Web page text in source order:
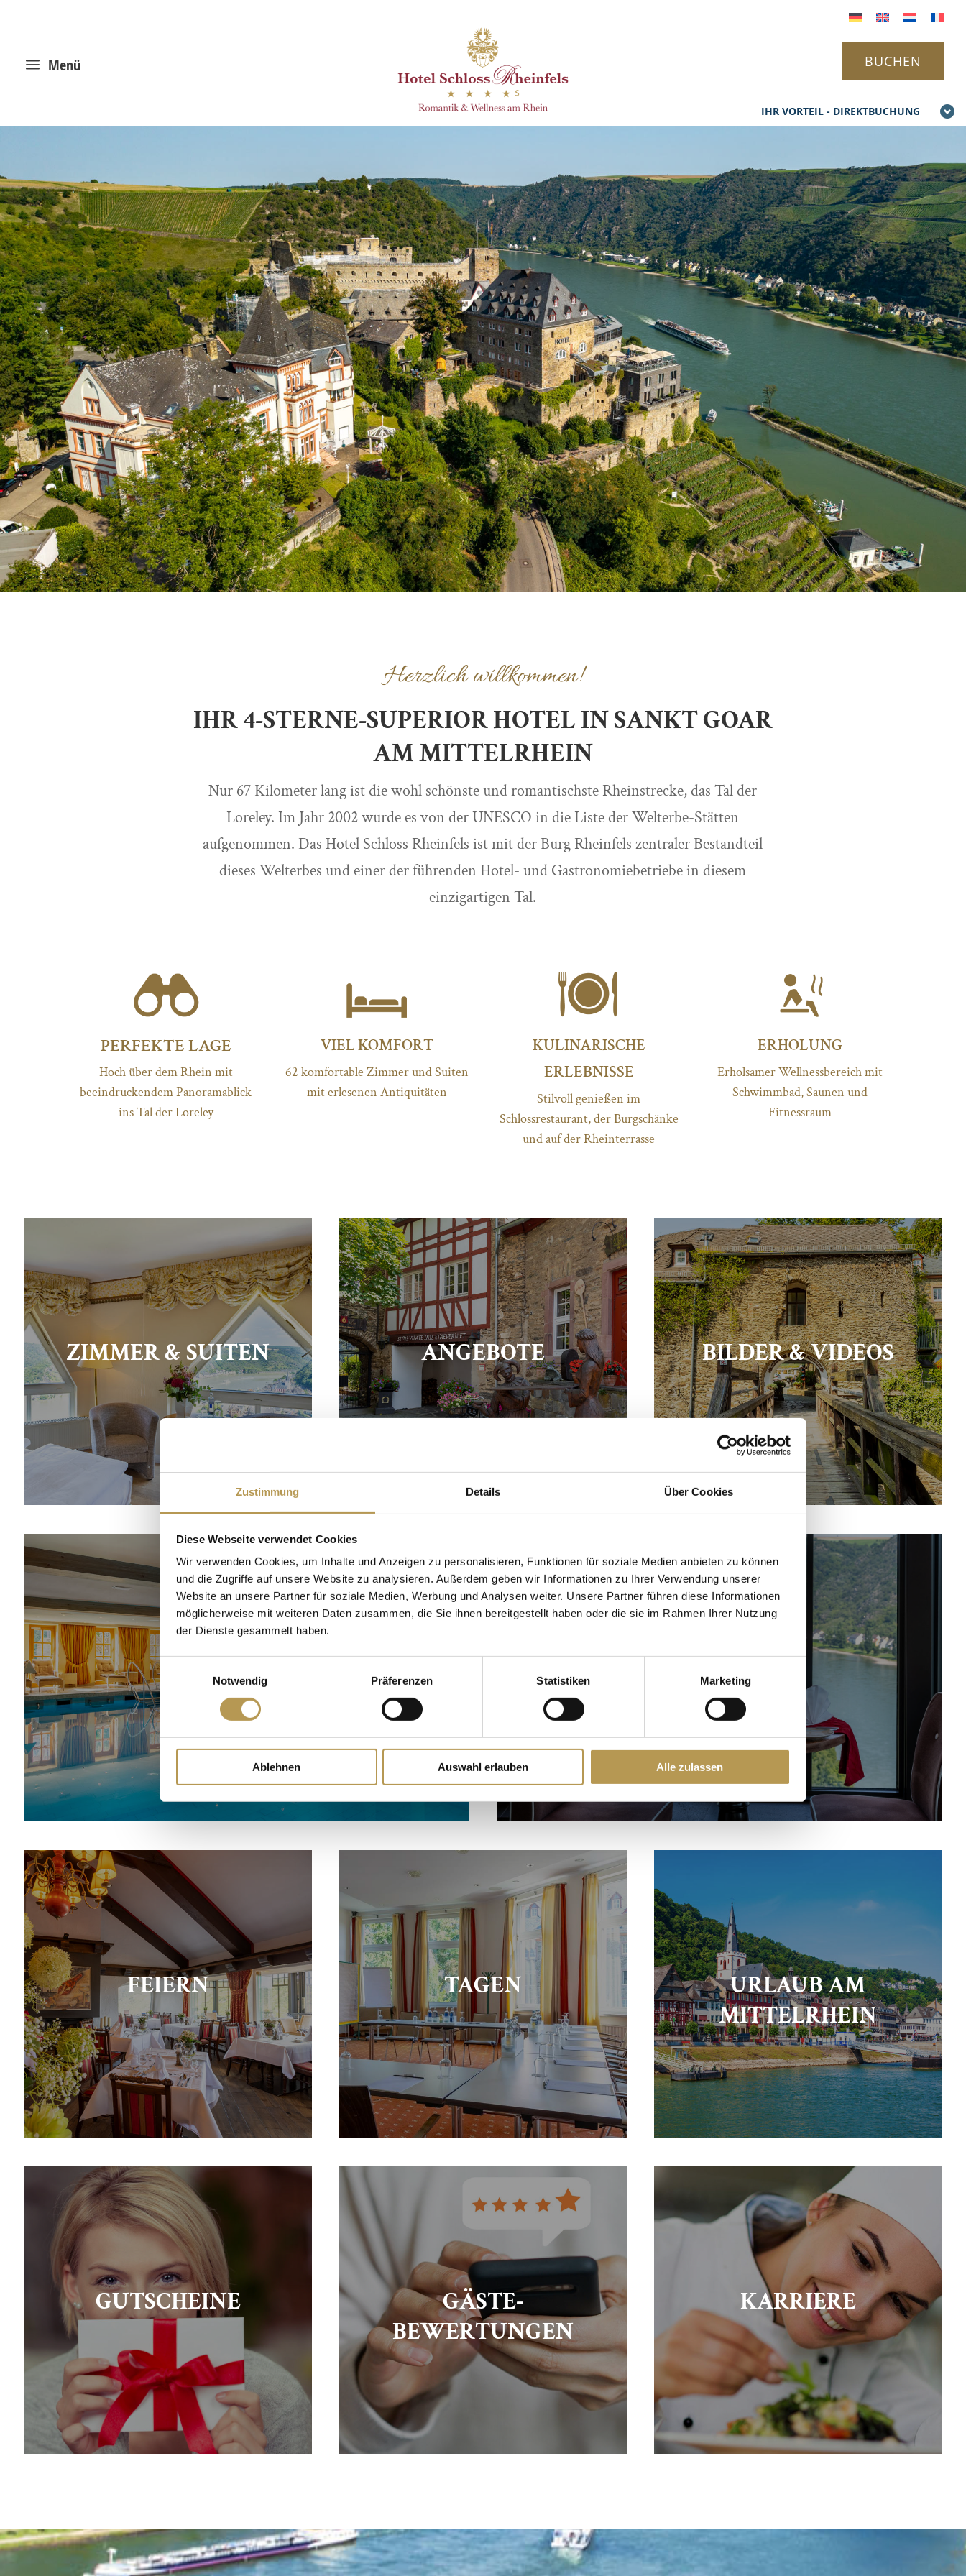
Zustimmung Details Über Cookies
Diese Webseite verwendet Cookies
Wir verwenden Cookies, um Inhalte und Anzeigen zu personalisieren, Funktionen für soziale Medien anbieten zu können
und die Zugriffe auf unsere Website zu analysieren. Außerdem geben wir Informationen zu Ihrer Verwendung unserer
Website an unsere Partner für soziale Medien, Werbung und Analysen weiter. Unsere Partner führen diese Informationen
möglicherweise mit weiteren Daten zusammen, die Sie ihnen bereitgestellt haben oder die sie im Rahmen Ihrer Nutzung
der Dienste gesammelt haben.
Einwilligungsauswahl
Notwendig
Präferenzen Statistiken Marketing
Ablehnen Auswahl erlauben Alle zulassen
IHR VORTEIL - DIREKTBUCHUNG
a Menü BUCHEN
Herzlich willkommen!
IHR 4-STERNE-SUPERIOR HOTEL IN SANKT GOAR
AM MITTELRHEIN
Nur 67 Kilometer lang ist die wohl schönste und romantischste Rheinstrecke, das Tal der
Loreley. Im Jahr 2002 wurde es von der UNESCO in die Liste der Welterbe-Stätten
aufgenommen. Das Hotel Schloss Rheinfels ist mit der Burg Rheinfels zentraler Bestandteil
dieses Welterbes und einer der führenden Hotel- und Gastronomiebetriebe in diesem
einzigartigen Tal.
PERFEKTE LAGE
Hoch über dem Rhein mit
beeindruckendem Panoramablick
ins Tal der Loreley
VIEL KOMFORT
62 komfortable Zimmer und Suiten
mit erlesenen Antiquitäten
KULINARISCHE
ERLEBNISSE
Stilvoll genießen im
Schlossrestaurant, der Burgschänke
und auf der Rheinterrasse
ERHOLUNG
Erholsamer Wellnessbereich mit
Schwimmbad, Saunen und
Fitnessraum
ZIMMER & SUITEN ANGEBOTE BILDER & VIDEOS
WELLNESS KULINARIK
FEIERN TAGEN
URLAUB AM
MITTELRHEIN
GUTSCHEINE
GÄSTE-
BEWERTUNGEN
KARRIERE